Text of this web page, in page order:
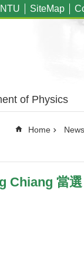
NTU SiteMap
of Physics
Home News
Chiang 當